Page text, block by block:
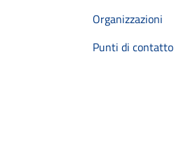
Organizzazioni
Punti di contatto